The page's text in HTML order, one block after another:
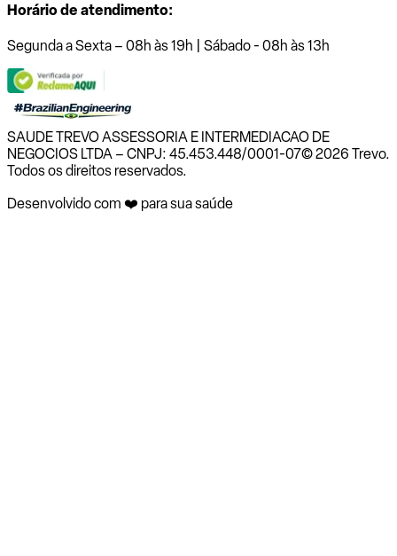
Horário de atendimento:
Segunda a Sexta – 08h às 19h | Sábado - 08h às 13h
SAUDE TREVO ASSESSORIA E INTERMEDIACAO DE
NEGOCIOS LTDA – CNPJ: 45.453.448/0001-07© 2026 Trevo.
Todos os direitos reservados.
Desenvolvido com ❤️ para sua saúde